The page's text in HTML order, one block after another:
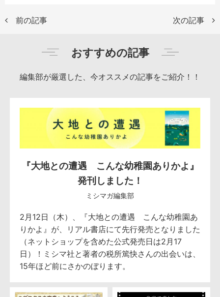
前の記事 次の記事
おすすめの記事
編集部が厳選した、今オススメの記事をご紹介！！
『大地との遭遇 こんな幼稚園ありかよ』
発刊しました！
ミシマガ編集部
2月12日（木）、『大地との遭遇 こんな幼稚園あ
りかよ』が、リアル書店にて先行発売となりました
（ネットショップを含めた公式発売日は2月17
日）！ミシマ社と著者の税所篤快さんの出会いは、
15年ほど前にさかのぼります。